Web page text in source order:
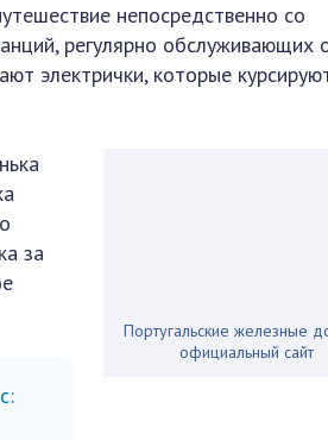
непосредственно со
регулярно обслуживающих
электрички, которые
Португальские железные
официальный сайт
за